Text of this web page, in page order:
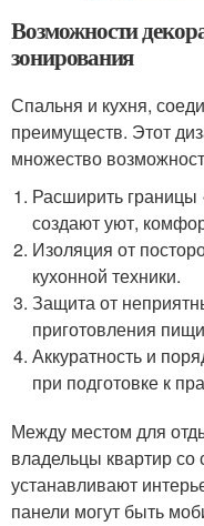
Возможности
зонирования
Спальня и кухня,
преимуществ. Этот
множество
Расширить границы
создают уют,
Изоляция от
кухонной техники.
Защита от
приготовления
Аккуратность и
при подготовке к
Между местом для
владельцы квартир
устанавливают
панели могут быть